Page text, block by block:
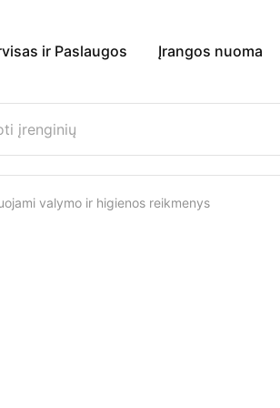
ir Paslaugos Įrangos nuoma
valymo ir higienos reikmenys